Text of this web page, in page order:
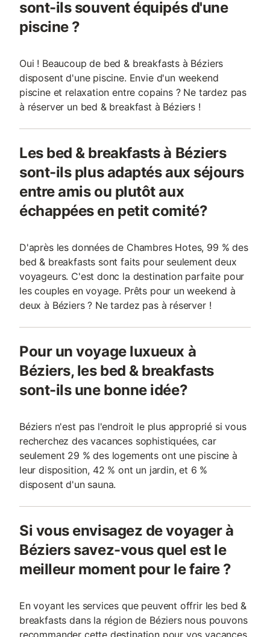
sont-ils souvent équipés d'une
piscine ?
Oui ! Beaucoup de bed & breakfasts à Béziers
disposent d'une piscine. Envie d'un weekend
piscine et relaxation entre copains ? Ne tardez pas
à réserver un bed & breakfast à Béziers !
Les bed & breakfasts à Béziers
sont-ils plus adaptés aux séjours
entre amis ou plutôt aux
échappées en petit comité?
D'après les données de Chambres Hotes, 99 % des
bed & breakfasts sont faits pour seulement deux
voyageurs. C'est donc la destination parfaite pour
les couples en voyage. Prêts pour un weekend à
deux à Béziers ? Ne tardez pas à réserver !
Pour un voyage luxueux à
Béziers, les bed & breakfasts
sont-ils une bonne idée?
Béziers n'est pas l'endroit le plus approprié si vous
recherchez des vacances sophistiquées, car
seulement 29 % des logements ont une piscine à
leur disposition, 42 % ont un jardin, et 6 %
disposent d'un sauna.
Si vous envisagez de voyager à
Béziers savez-vous quel est le
meilleur moment pour le faire ?
En voyant les services que peuvent offrir les bed &
breakfasts dans la région de Béziers nous pouvons
recommander cette destination pour vos vacances